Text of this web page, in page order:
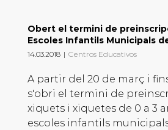
Obert el termini de
Escoles Infantils Municipals
14.03.2018 | Centros Educativos
A partir del 20 de març i
s'obri el termini de
xiquets i xiquetes de 0 a 3
escoles infantils